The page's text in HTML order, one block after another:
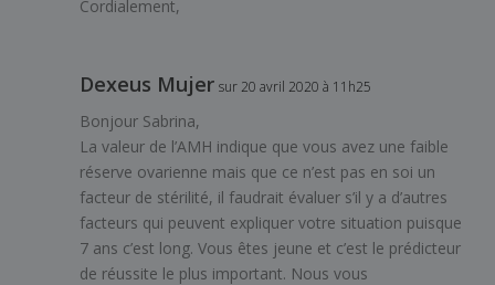
Cordialement,
Dexeus Mujer sur 20 avril 2020 à 11h25
Bonjour Sabrina,
La valeur de l’AMH indique que vous avez une faible
réserve ovarienne mais que ce n’est pas en soi un
facteur de stérilité, il faudrait évaluer s’il y a d’autres
facteurs qui peuvent expliquer votre situation puisque
7 ans c’est long. Vous êtes jeune et c’est le prédicteur
de réussite le plus important. Nous vous